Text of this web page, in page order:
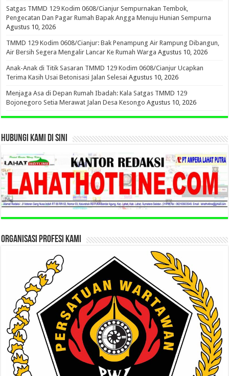
Satgas TMMD 129 Kodim 0608/Cianjur Sempurnakan Tembok,
Pengecatan Dan Pagar Rumah Bapak Angga Menuju Hunian Sempurna
Agustus 10, 2026
TMMD 129 Kodim 0608/Cianjur: Bak Penampung Air Rampung Dibangun,
Air Bersih Segera Mengalir Lancar Ke Rumah Warga Agustus 10, 2026
Anak-Anak di Titik Sasaran TMMD 129 Kodim 0608/Cianjur Ucapkan
Terima Kasih Usai Betonisasi Jalan Selesai Agustus 10, 2026
Menjaga Asa di Depan Rumah Ibadah: Kala Satgas TMMD 129
Bojonegoro Setia Merawat Jalan Desa Kesongo Agustus 10, 2026
HUBUNGI KAMI DI SINI
ORGANISASI PROFESI KAMI